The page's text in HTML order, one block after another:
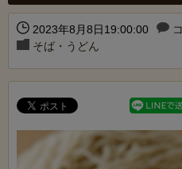
2023年8月8日19:00:00
そば・うどん